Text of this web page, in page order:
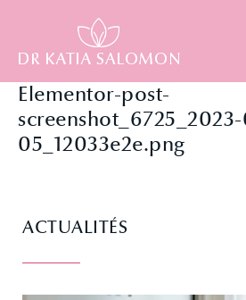
Elementor-post-
screenshot_6725_2023-
05_12033e2e.png
ACTUALITÉS